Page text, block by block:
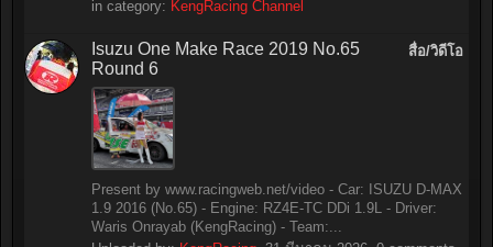
in category: KengRacing Channel
สื่อ/วิดีโอ
Isuzu One Make Race 2019 No.65
Round 6
Present by www.racingweb.net/video - Car: ISUZU D-MAX
1.9 2016 (No.65) - Engine: RZ4E-TC DDi 1.9L - Driver:
Waris Onrayab (KengRacing) - Team:...